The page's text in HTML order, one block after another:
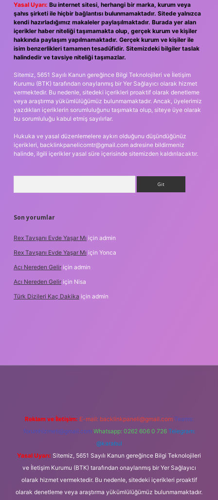
Yasal Uyarı: Bu internet sitesi, herhangi bir marka, kurum veya
şahıs şirketi ile hiçbir bağlantısı bulunmamaktadır. Sitede yalnızca
kendi hazırladığımız makaleler paylaşılmaktadır. Burada yer alan
içerikler haber niteliği taşımamakta olup, gerçek kurum ve kişiler
hakkında paylaşım yapılmamaktadır. Gerçek kurum ve kişiler ile
isim benzerlikleri tamamen tesadüfidir. Sitemizdeki bilgiler taslak
halindedir ve tavsiye niteliği taşımazlar.
Sitemiz, 5651 Sayılı Kanun gereğince Bilgi Teknolojileri ve İletişim
Kurumu (BTK) tarafından onaylanmış bir Yer Sağlayıcı olarak hizmet
vermektedir. Bu nedenle, sitedeki içerikleri proaktif olarak denetleme
veya araştırma yükümlülüğümüz bulunmamaktadır. Ancak, üyelerimiz
yazdıkları içeriklerin sorumluluğunu taşımakta olup, siteye üye olarak
bu sorumluluğu kabul etmiş sayılırlar.
Hukuka ve yasal düzenlemelere aykırı olduğunu düşündüğünüz
içerikleri, backlinkpanelicomtr@gmail.com adresine bildirmeniz
halinde, ilgili içerikler yasal süre içerisinde sitemizden kaldırılacaktır.
Son yorumlar
Rex Tavşanı Evde Yaşar Mı için admin
Rex Tavşanı Evde Yaşar Mı için Yonca
Acı Nereden Gelir için admin
Acı Nereden Gelir için Nisa
Türk Dizileri Kaç Dakika için admin
Reklam ve İletişim: E-mail: backlinkpaneli@gmail.com Teams:
forumhizmeti@gmail.com Whatsapp: 0262 606 0 726 Telegram:
@karabul
Yasal Uyarı: Sitemiz, 5651 Sayılı Kanun gereğince Bilgi Teknolojileri
ve İletişim Kurumu (BTK) tarafından onaylanmış bir Yer Sağlayıcı
olarak hizmet vermektedir. Bu nedenle, sitedeki içerikleri proaktif
olarak denetleme veya araştırma yükümlülüğümüz bulunmamaktadır.